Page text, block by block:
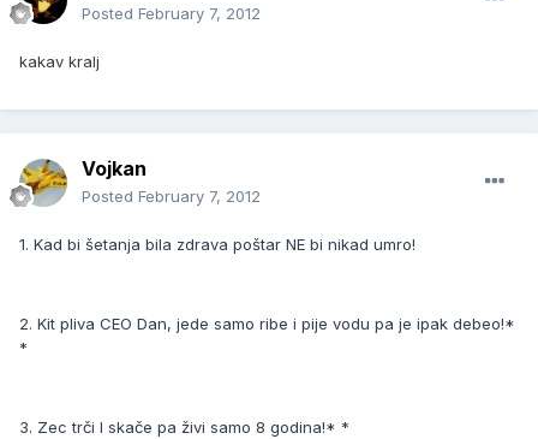
Posted February 7, 2012
kakav kralj
Vojkan
Posted February 7, 2012
1. Kad bi šetanja bila zdrava poštar NE bi nikad umro!
2. Kit pliva CEO Dan, jede samo ribe i pije vodu pa je ipak debeo!*
*
3. Zec trči I skače pa živi samo 8 godina!* *